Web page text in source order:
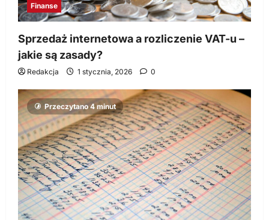
Finanse
Sprzedaż internetowa a rozliczenie VAT-u –
jakie są zasady?
Redakcja 1 stycznia, 2026 0
Przeczytano 4 minut